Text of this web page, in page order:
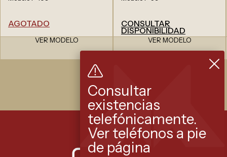
AGOTADO
VER MODELO
CONSULTAR
DISPONIBILIDAD
VER MODELO
Consultar
existencias
telefónicamente.
Ver teléfonos a pie
de página